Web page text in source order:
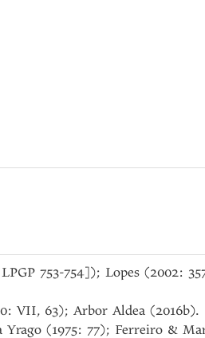
753-754]); Lopes (2002:
VII, 63); Arbor Aldea (2016b).
Yrago (1975: 77); Ferreiro &